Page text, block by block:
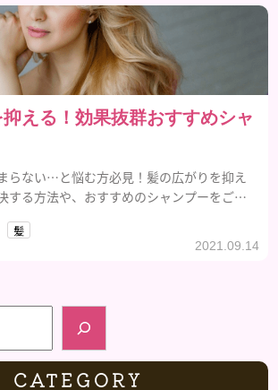
える！効果抜群おすすめシャ
らない…と悩む方必見！髪の広がりを抑え
する方法や、おすすめのシャンプーをご紹
髪
2021.09.14
CATEGORY